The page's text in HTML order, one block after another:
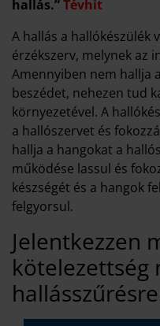
hallás.”Tévhit
A hallás a hallókészülék
érzékszerv, melynek az
Amennyiben nem hallja
beszédet, nehezen tud
környezetével. A
a hallószervet és
hallja a hangokat a
működése lassul és
készségét és a hangok
felgyorsul.
Jelentkezzen
kötelezettség